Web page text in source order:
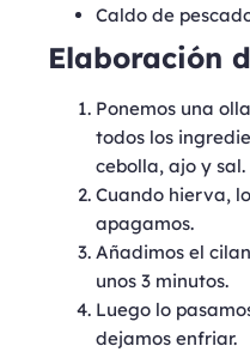
Caldo de
Elaboración
Ponemos una
todos los
cebolla, ajo y sal.
Cuando hierva,
apagamos.
Añadimos el
unos 3 minutos.
Luego lo
dejamos enfriar.